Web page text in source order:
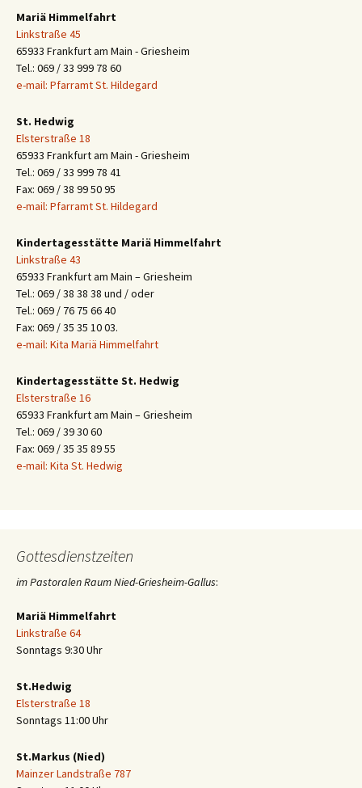
Mariä Himmelfahrt
Linkstraße 45
65933 Frankfurt am Main - Griesheim
Tel.: 069 / 33 999 78 60
e-mail: Pfarramt St. Hildegard
St. Hedwig
Elsterstraße 18
65933 Frankfurt am Main - Griesheim
Tel.: 069 / 33 999 78 41
Fax: 069 / 38 99 50 95
e-mail: Pfarramt St. Hildegard
Kindertagesstätte Mariä Himmelfahrt
Linkstraße 43
65933 Frankfurt am Main – Griesheim
Tel.: 069 / 38 38 38 und / oder
Tel.: 069 / 76 75 66 40
Fax: 069 / 35 35 10 03.
e-mail: Kita Mariä Himmelfahrt
Kindertagesstätte St. Hedwig
Elsterstraße 16
65933 Frankfurt am Main – Griesheim
Tel.: 069 / 39 30 60
Fax: 069 / 35 35 89 55
e-mail: Kita St. Hedwig
Gottesdienstzeiten
im Pastoralen Raum Nied-Griesheim-Gallus:
Mariä Himmelfahrt
Linkstraße 64
Sonntags 9:30 Uhr
St.Hedwig
Elsterstraße 18
Sonntags 11:00 Uhr
St.Markus (Nied)
Mainzer Landstraße 787